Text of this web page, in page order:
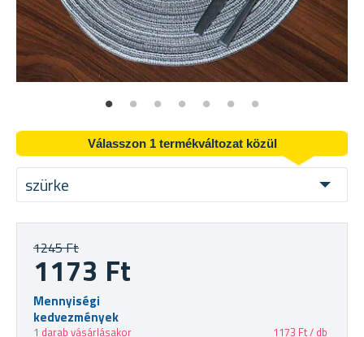
Válasszon 1 termékváltozat közül
szürke
1245 Ft
1173 Ft
Mennyiségi
kedvezmények
1 darab vásárlásakor
1173 Ft / db